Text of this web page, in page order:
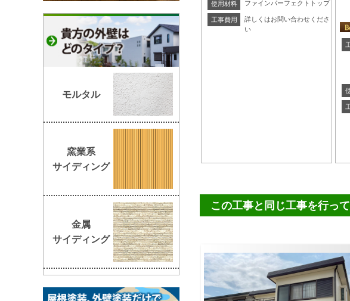
使用材料 ファインパーフェクトトップ
工事費用
詳しくはお問い合わせくださ
い
この工事と同じ工事を行っ
モルタル
窯業系
サイディング
金属
サイディング